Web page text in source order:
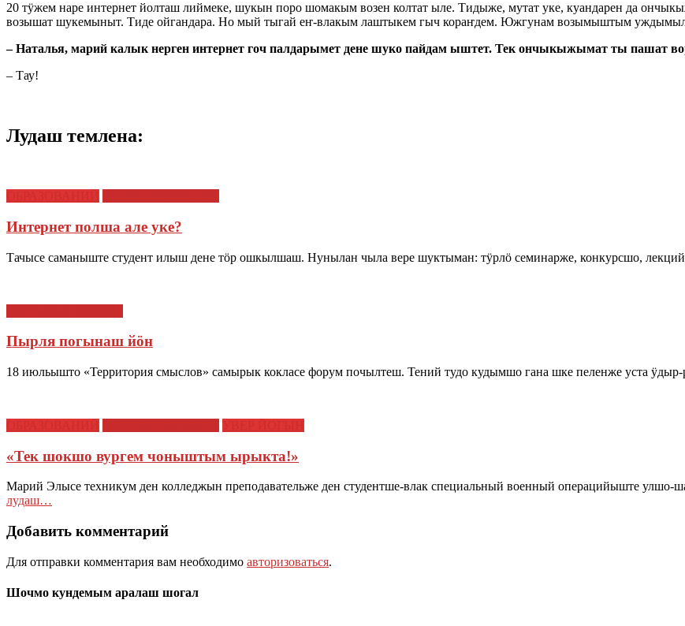
20 тӱжем наре интернет йолташ лиймеке, шукын поро шомакым возен колтат ыле. Тидыже, мутат уке, куандарен да
возышат шукемыныт. Тиде ойгандара. Но мый тыгай еҥ-влакым лаштыкем гыч кораҥдем. Южгунам возымыштым
– Наталья, марий калык нерген интернет гоч палдарымет дене шуко пайдам ыштет. Тек ончыкыжымат ты пашат
– Тау!
Лудаш темлена:
Интернет полша але уке?
Тачысе саманыште студент илыш дене тӧр ошкылшаш. Нунылан чыла вере шуктыман: тӱрлӧ семинарже, конкурсшо,
Пырля погынаш йӧн
18 июльышто «Территория смыслов» самырык кокласе форум почылтеш. Тений тудо кудымшо гана шке пеленже уста
«Тек шокшо вургем чоныштым ырыкта!»
Марий Элысе техникум ден колледжын преподавательже ден студентше-влак специальный военный операцийыште
лудаш…
Добавить комментарий
Для отправки комментария вам необходимо авторизоваться.
Шочмо кундемым аралаш шогал